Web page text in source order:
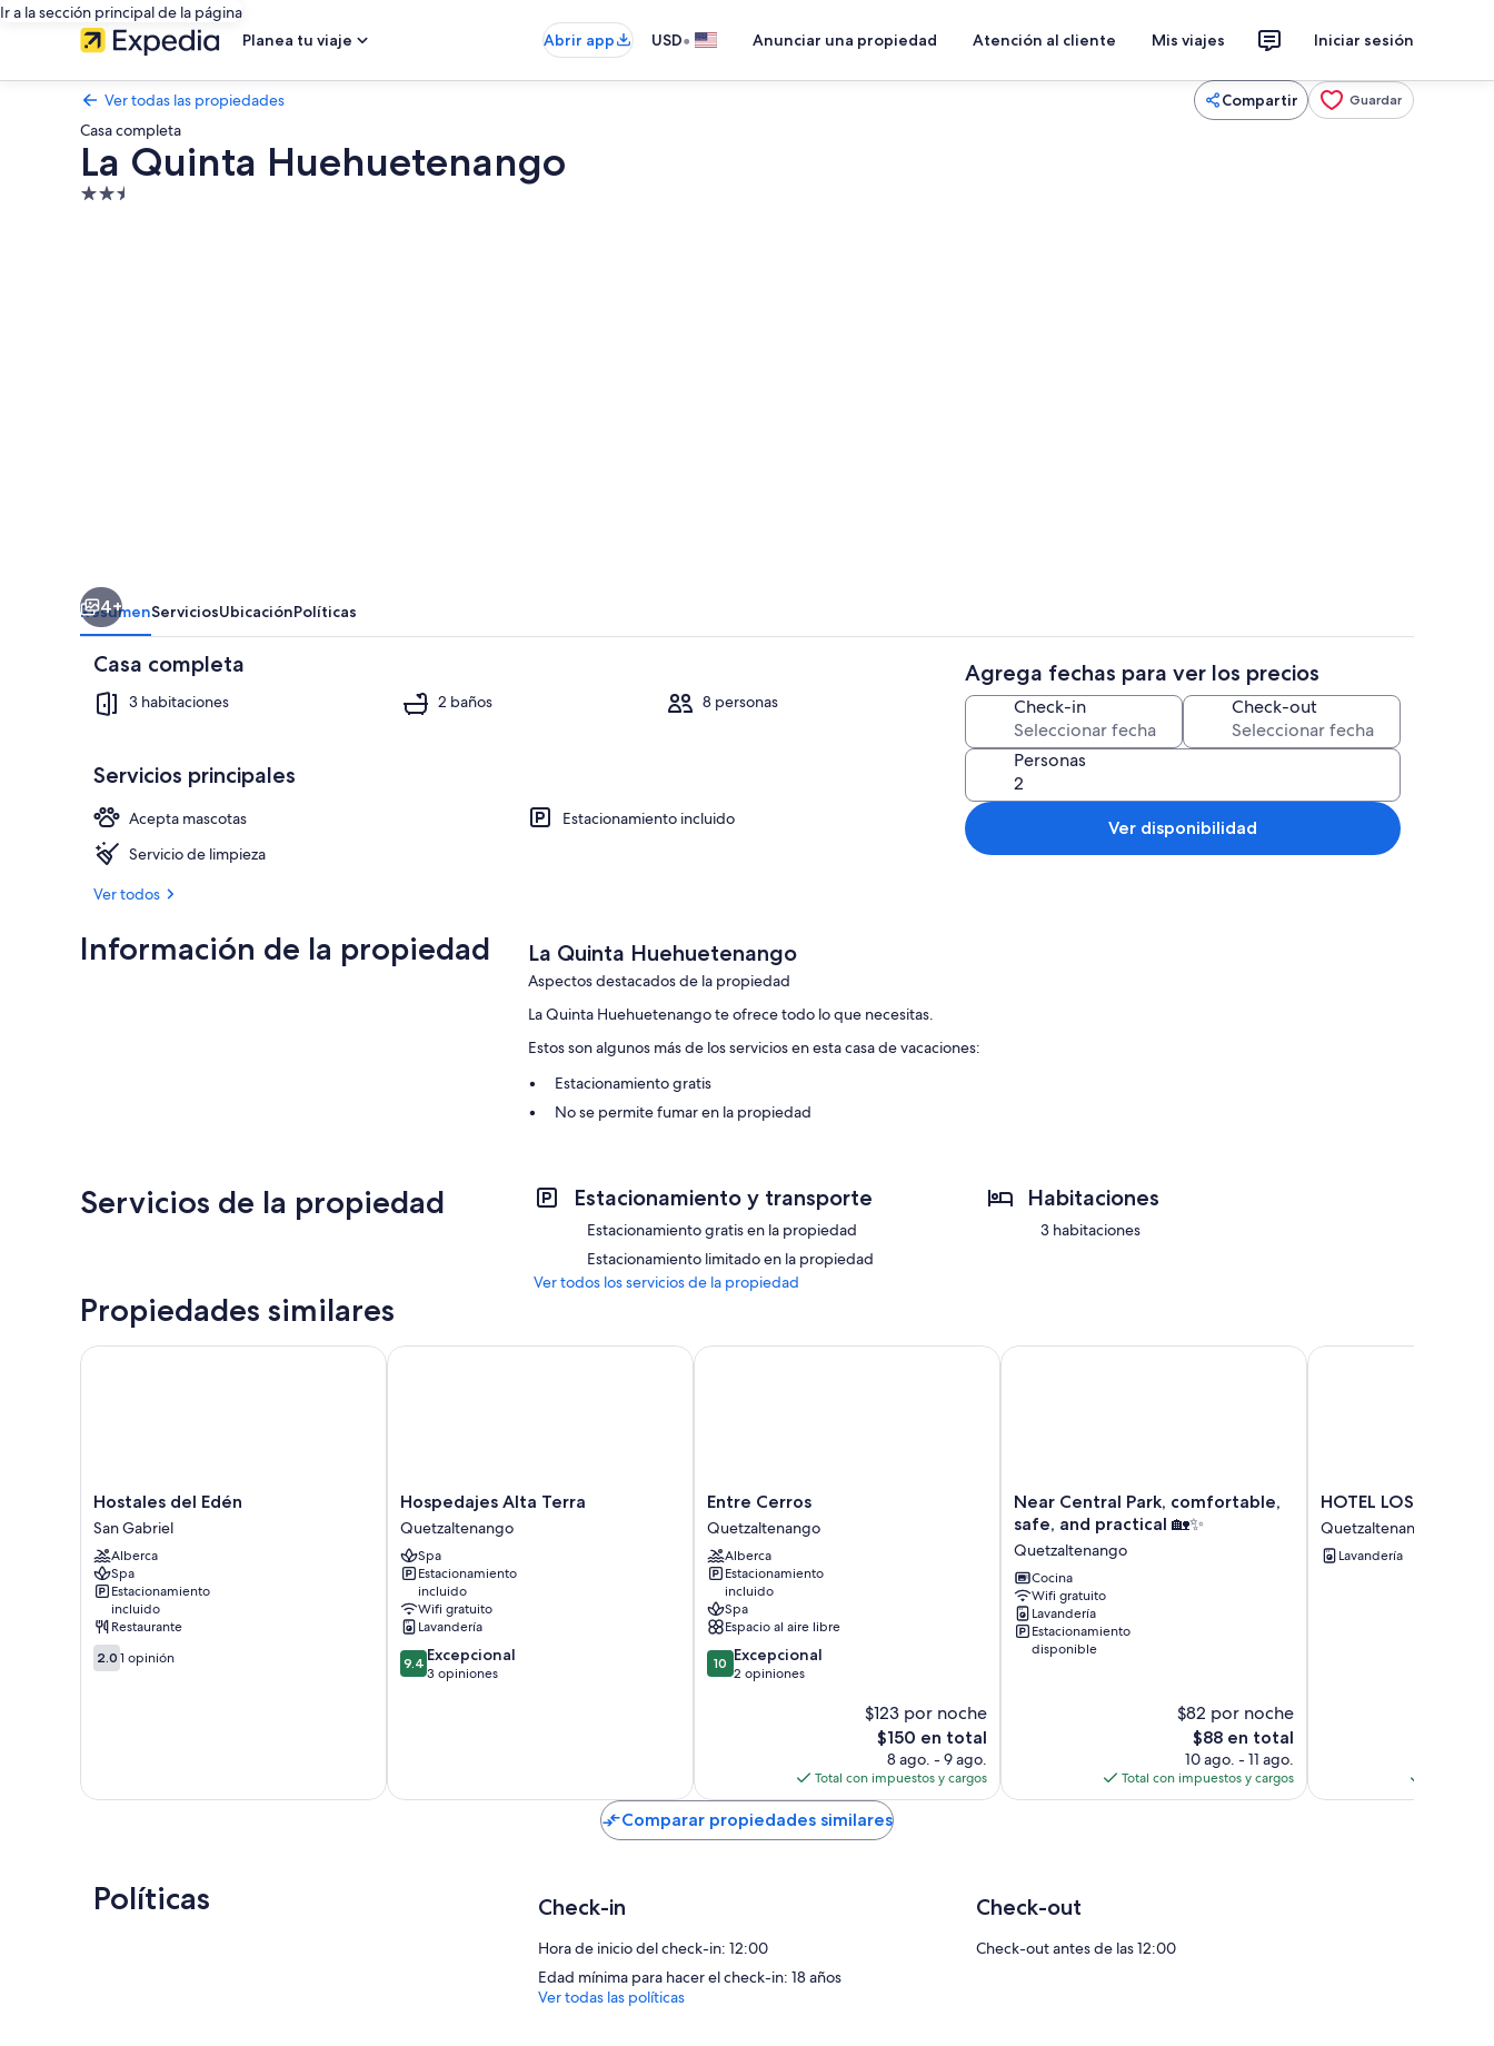
Ir a la sección principal de la página
Planea tu viaje
Abrir app USD• Anunciar una propiedad Atención al cliente Mis viajes Iniciar sesión
Ver todas las propiedades Compartir Guardar
Casa completa
La Quinta Huehuetenango
Propiedad
Villa | 3 habitaciones Vista frontal de la propiedad
4+
ResumenServiciosUbicaciónPolíticas
Casa completa
3 habitaciones 2 baños 8 personas
Servicios principales
Acepta mascotas
Estacionamiento incluido
Servicio de limpieza
Ver todos
Agrega fechas para ver los precios
Check-in Check-out
Personas
Ver disponibilidad
Información de la propiedad La Quinta Huehuetenango
Aspectos destacados de la propiedad
La Quinta Huehuetenango te ofrece todo lo que necesitas.
Estos son algunos más de los servicios en esta casa de vacaciones:
Estacionamiento gratis
No se permite fumar en la propiedad
2 baño con regaderas
Servicios de la propiedad Estacionamiento y transporte
Estacionamiento gratis en la propiedad
Estacionamiento limitado en la propiedad
Habitaciones
3 habitaciones
Ver todos los servicios de la propiedad
Propiedades similares
Hostales
del
Edén
San
Gabriel
Hostales del Edén
San Gabriel
Alberca
Spa
Estacionamiento
incluido
Restaurante
2.0
de
2.0 1 opinión
Hostales del Edén
Hospedajes
Alta
Terra
Quetzaltenango
Hospedajes Alta Terra
Quetzaltenango
Spa
Estacionamiento
incluido
Wifi gratuito
Lavandería
9.4
de
9.4 Excepcional
3 opiniones
Hospedajes Alta Terra
Entre
Cerros
Quetzaltenango
Entre Cerros
Quetzaltenango
Alberca
Estacionamiento
incluido
Spa
Espacio al aire libre
10.0
de
10 Excepcional
2 opiniones
$123 por noche
El
precio
actual
es
de
$150
$150 en total
8 ago. - 9 ago.
Total con impuestos y cargos
Entre Cerros
Near
Central
comfortable,
safe,
and
practical
🏡
Near Central Park, comfortable,
safe, and practical 🏡✨
Quetzaltenango
Cocina
Wifi gratuito
Lavandería
Estacionamiento
disponible
$82 por noche
El
precio
actual
es
$88 en total
10 ago. - 11 ago.
Total con impuestos y cargos
Near Central Park, comfortable, safe, and practical 🏡✨
HOTEL
LOS
OLIVOS
Quetzaltenango
HOTEL LOS OLIVOS
Quetzaltenango
Lavandería
HOTEL LOS OLIVOS
Comparar propiedades similares
Políticas Check-in
Hora de inicio del check-in: 12:00
Edad mínima para hacer el check-in: 18 años
Check-out
Check-out antes de las 12:00
Ver todas las políticas